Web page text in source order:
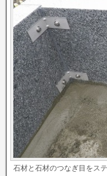
石材と石材のつなぎ目をス